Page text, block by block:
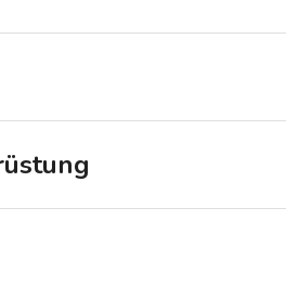
Charter